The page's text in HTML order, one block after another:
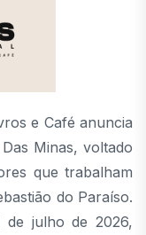
e Café anuncia
Minas, voltado
que trabalham
do Paraíso.
de julho de 2026,